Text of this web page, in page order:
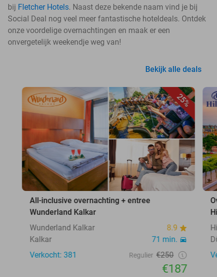
bij Fletcher Hotels. Naast deze bekende naam vind je bij
Social Deal nog veel meer fantastische hoteldeals. Ontdek
onze voordelige overnachtingen en maak er een
onvergetelijk weekendje weg van!
Bekijk alle deals
25%
All-inclusive overnachting + entree
Wunderland Kalkar
Wunderland Kalkar
8.9
Kalkar
71 min.
Verkocht: 381
Regulier €250
€187